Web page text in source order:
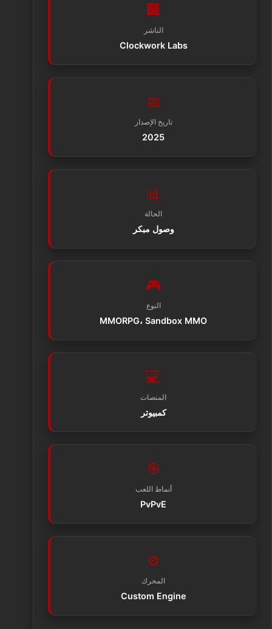
🏢
الناشر
Clockwork Labs
📅
تاريخ الإصدار
2025
📊
الحالة
وصول مبكر
🎮
النوع
MMORPG، Sandbox MMO
💻
المنصات
كمبيوتر
🎯
أنماط اللعب
PvPvE
⚙️
المحرك
Custom Engine